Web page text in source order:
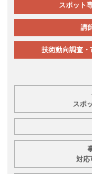
スポット
講
技術動向調査
スポ
対応